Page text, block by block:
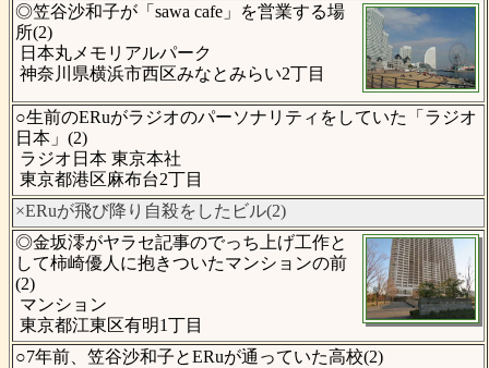
◎笠谷沙和子が「sawa cafe」を営業する場
所(2)
日本丸メモリアルパーク
神奈川県横浜市西区みなとみらい2丁目
○生前のERuがラジオのパーソナリティをしていた「ラジオ
日本」(2)
ラジオ日本 東京本社
東京都港区麻布台2丁目
×ERuが飛び降り自殺をしたビル(2)
◎金坂澪がヤラセ記事のでっち上げ工作と
して柿崎優人に抱きついたマンションの前
(2)
マンション
東京都江東区有明1丁目
○7年前、笠谷沙和子とERuが通っていた高校(2)